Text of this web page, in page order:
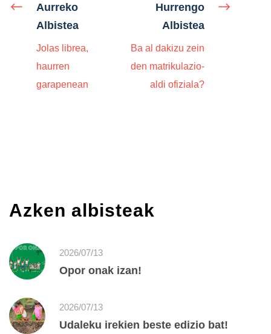
Aurreko
Albistea
Jolas librea,
haurren
garapenean
Hurrengo
Albistea
Ba al dakizu zein
den matrikulazio-
aldi ofiziala?
Azken albisteak
2026/07/13
Opor onak izan!
2026/07/13
Udaleku irekien beste edizio bat!